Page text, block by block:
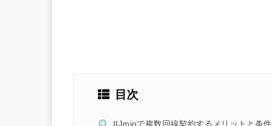
目次
IIJmioで複数回線契約するメリットと条件